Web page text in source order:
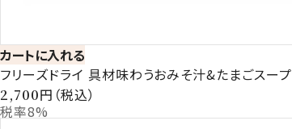
カートに入れる
フリーズドライ 具材味わうおみそ汁&たまごスープ
2,700円（税込）
税率8%